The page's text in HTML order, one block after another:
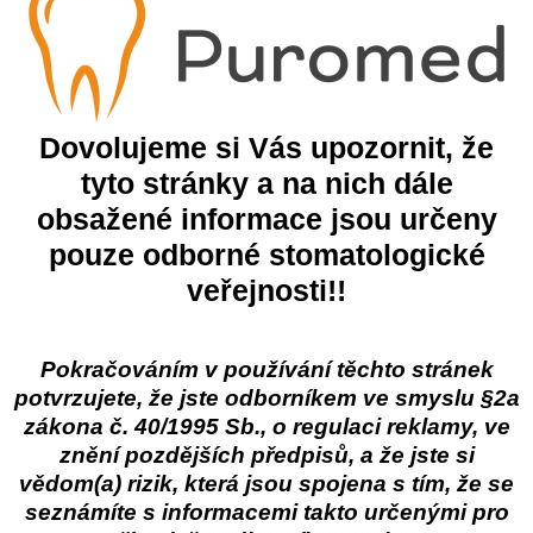
Popis
s ostatními prostředky řady POWER, např. s prací
tkanin s výjimkou jemných tkanin a vlny. ALK je kapalný
Vytváří vhodné prostředí pro praní jak v měkké, tak v
na vnitřním povrchu pračky a inkrustaci na prádle i
Cormen s.r.o. Cormen - úklidová chemie
produkt
47%
Zhermack Zeta 3
Dezinfekce povrchů
100
Dovolujeme si Vás upozornit, že
tyto stránky a na nich dále
obsažené informace jsou určeny
pouze odborné stomatologické
veřejnosti!!
Pokračováním v používání těchto stránek
potvrzujete, že jste odborníkem ve smyslu §2a
zákona č. 40/1995 Sb., o regulaci reklamy, ve
znění pozdějších předpisů, a že jste si
vědom(a) rizik, která jsou spojena s tím, že se
seznámíte s informacemi takto určenými pro